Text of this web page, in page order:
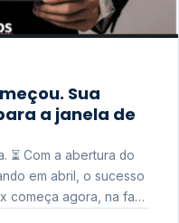
Sua
a janela de
do
em abril, o sucesso
começa agora, na fase